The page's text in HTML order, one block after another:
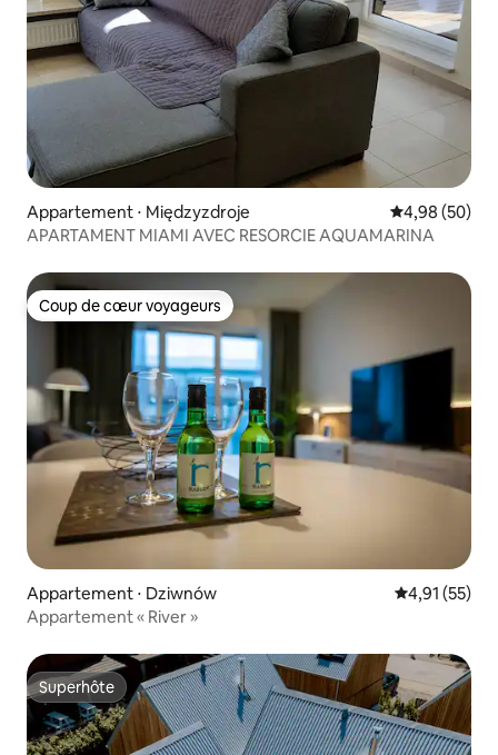
Appartement ⋅ Międzyzdroje Évaluation
4,98 (50)
APARTAMENT MIAMI AVEC RESORCIE AQUAMARINA
Coup de cœur voyageurs
Coup de cœur voyageurs
Appartement ⋅ Dziwnów Évaluation
4,91 (55)
Appartement « River »
Superhôte
Superhôte